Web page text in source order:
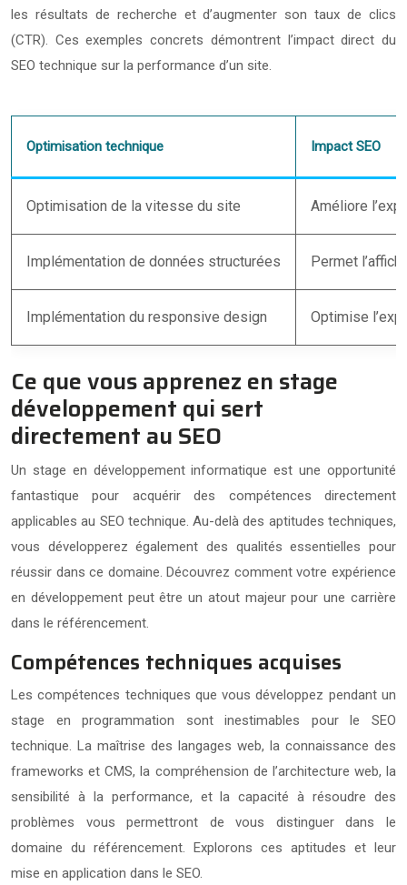
les résultats de recherche et d’augmenter son taux de clics
(CTR). Ces exemples concrets démontrent l’impact direct du
SEO technique sur la performance d’un site.
Optimisation technique Impact SEO
Optimisation de la vitesse du site Améliore
Implémentation de données structurées Permet
Implémentation du responsive design Optimise
Ce que vous apprenez en stage
développement qui sert
directement au SEO
Un stage en développement informatique est une opportunité
fantastique pour acquérir des compétences directement
applicables au SEO technique. Au-delà des aptitudes techniques,
vous développerez également des qualités essentielles pour
réussir dans ce domaine. Découvrez comment votre expérience
en développement peut être un atout majeur pour une carrière
dans le référencement.
Compétences techniques acquises
Les compétences techniques que vous développez pendant un
stage en programmation sont inestimables pour le SEO
technique. La maîtrise des langages web, la connaissance des
frameworks et CMS, la compréhension de l’architecture web, la
sensibilité à la performance, et la capacité à résoudre des
problèmes vous permettront de vous distinguer dans le
domaine du référencement. Explorons ces aptitudes et leur
mise en application dans le SEO.